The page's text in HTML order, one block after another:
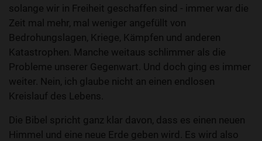
solange wir in Freiheit geschaffen sind - immer war die
Zeit mal mehr, mal weniger angefüllt von
Bedrohungslagen, Kriege, Kämpfen und anderen
Katastrophen. Manche weitaus schlimmer als die
Probleme unserer Gegenwart. Und doch ging es immer
weiter. Nein, ich glaube nicht an einen endlosen
Kreislauf des Lebens.
Die Bibel spricht ganz klar davon, dass es einen neuen
Himmel und eine neue Erde geben wird. Es wird also